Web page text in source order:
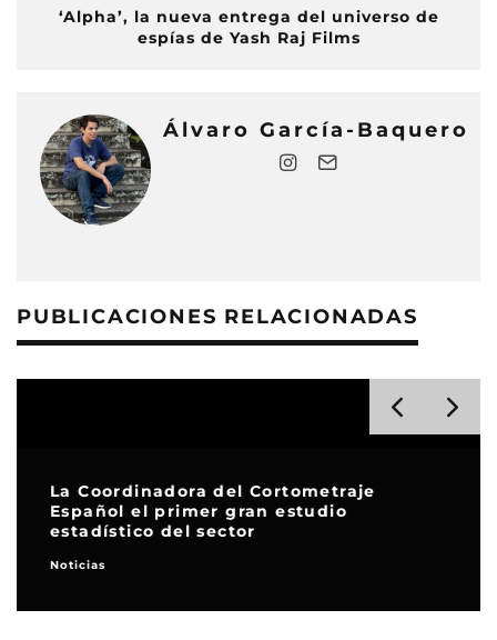
‘Alpha’, la nueva entrega del universo de
espías de Yash Raj Films
Álvaro García-Baquero
PUBLICACIONES RELACIONADAS
La Coordinadora del Cortometraje
Español el primer gran estudio
estadístico del sector
Noticias